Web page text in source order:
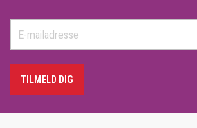
TILMELD DIG